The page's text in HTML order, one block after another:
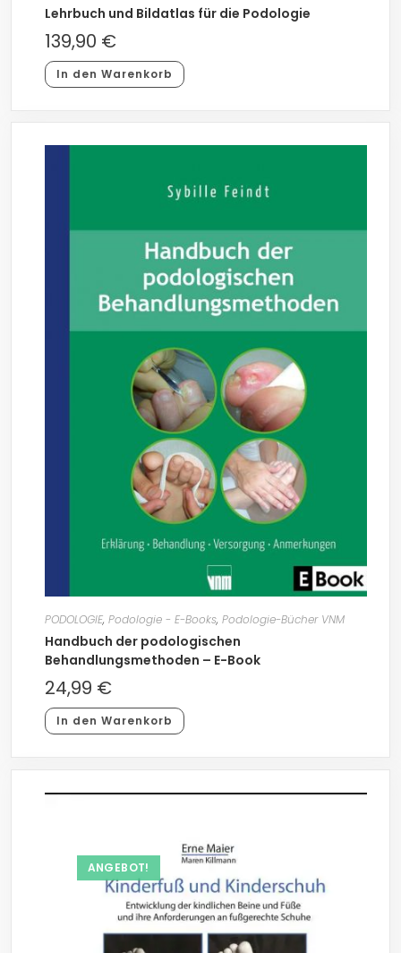
Lehrbuch und Bildatlas für die Podologie
139,90 €
In den Warenkorb
PODOLOGIE, Podologie - E-Books, Podologie-Bücher VNM
Handbuch der podologischen
Behandlungsmethoden – E-Book
24,99 €
In den Warenkorb
ANGEBOT!